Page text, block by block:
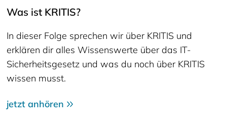
Was ist KRITIS?
In dieser Folge sprechen wir über KRITIS und
erklären dir alles Wissenswerte über das IT-
Sicherheitsgesetz und was du noch über KRITIS
wissen musst.
jetzt anhören